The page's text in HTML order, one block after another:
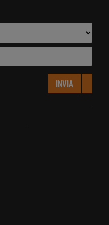
INVIA